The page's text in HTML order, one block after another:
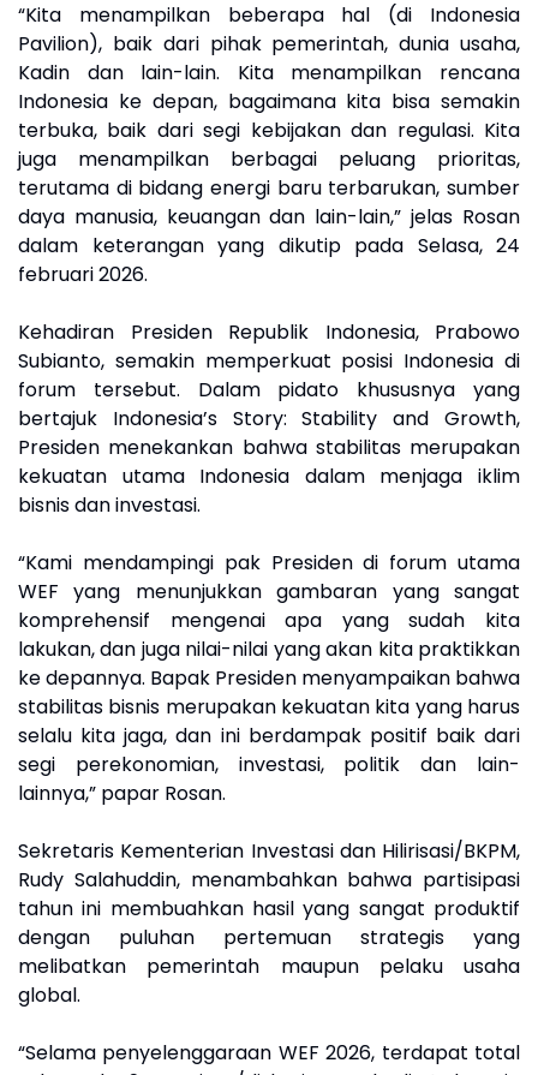
“Kita menampilkan beberapa hal (di Indonesia
Pavilion), baik dari pihak pemerintah, dunia usaha,
Kadin dan lain-lain. Kita menampilkan rencana
Indonesia ke depan, bagaimana kita bisa semakin
terbuka, baik dari segi kebijakan dan regulasi. Kita
juga menampilkan berbagai peluang prioritas,
terutama di bidang energi baru terbarukan, sumber
daya manusia, keuangan dan lain-lain,” jelas Rosan
dalam keterangan yang dikutip pada Selasa, 24
februari 2026.
Kehadiran Presiden Republik Indonesia, Prabowo
Subianto, semakin memperkuat posisi Indonesia di
forum tersebut. Dalam pidato khususnya yang
bertajuk Indonesia’s Story: Stability and Growth,
Presiden menekankan bahwa stabilitas merupakan
kekuatan utama Indonesia dalam menjaga iklim
bisnis dan investasi.
“Kami mendampingi pak Presiden di forum utama
WEF yang menunjukkan gambaran yang sangat
komprehensif mengenai apa yang sudah kita
lakukan, dan juga nilai-nilai yang akan kita praktikkan
ke depannya. Bapak Presiden menyampaikan bahwa
stabilitas bisnis merupakan kekuatan kita yang harus
selalu kita jaga, dan ini berdampak positif baik dari
segi perekonomian, investasi, politik dan lain-
lainnya,” papar Rosan.
Sekretaris Kementerian Investasi dan Hilirisasi/BKPM,
Rudy Salahuddin, menambahkan bahwa partisipasi
tahun ini membuahkan hasil yang sangat produktif
dengan puluhan pertemuan strategis yang
melibatkan pemerintah maupun pelaku usaha
global.
“Selama penyelenggaraan WEF 2026, terdapat total